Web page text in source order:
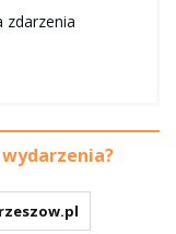
zdarzenia